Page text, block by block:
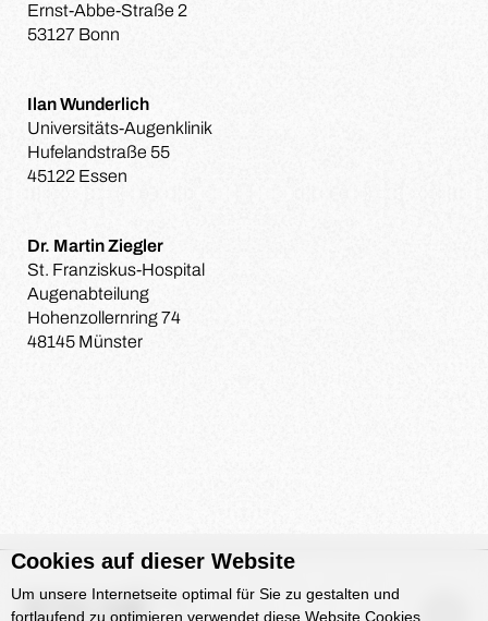
Ernst-Abbe-Straße 2
53127 Bonn
Ilan Wunderlich
Universitäts-Augenklinik
Hufelandstraße 55
45122 Essen
Dr. Martin Ziegler
St. Franziskus-Hospital
Augenabteilung
Hohenzollernring 74
48145 Münster
Cookies auf dieser Website
Um unsere Internetseite optimal für Sie zu gestalten und
fortlaufend zu optimieren verwendet diese Website Cookies.